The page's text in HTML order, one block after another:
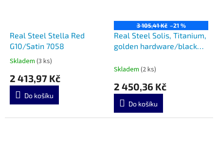
Real Steel Stella Red
G10/Satin 7058
Průměrné
produktu
5,0
5
Skladem (3 ks)
2 413,97 Kč
Do košíku
3 105,41 Kč –21 %
Real Steel Solis, Titanium,
golden hardware/black
Skladem (2 ks)
2 450,36 Kč
Do košíku